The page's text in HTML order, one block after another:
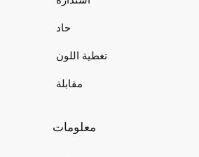
حاد
تغطية اللون
مقابلة
معلومات